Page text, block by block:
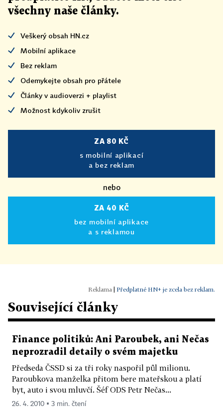
všechny naše články.
Veškerý obsah HN.cz
Mobilní aplikace
Bez reklam
Odemykejte obsah pro přátele
Články v audioverzi + playlist
Možnost kdykoliv zrušit
ZA 80 KČ
s mobilní aplikací
a bez reklam
nebo
ZA 40 KČ
bez mobilní aplikace
a s reklamou
Předplatné HN+ je zcela bez reklam.
Související články
Finance politiků: Ani Paroubek, ani Nečas
neprozradil detaily o svém majetku
Předseda ČSSD si za tři roky naspořil půl milionu.
Paroubkova manželka přitom bere mateřskou a platí
byt, auto i svou mluvčí. Šéf ODS Petr Nečas...
26. 4. 2010 ▪ 3 min. čtení